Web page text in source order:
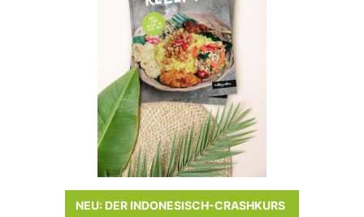
NEU: DER INDONESISCH-CRASHKURS